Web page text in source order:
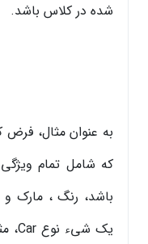
شده در کلاس باشد.
که شامل تمام
باشد، رنگ ، مارک